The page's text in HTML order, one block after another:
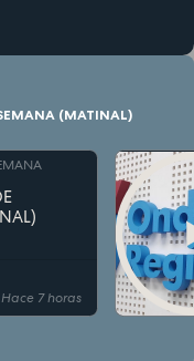
(MATINAL)
Hace 7 horas